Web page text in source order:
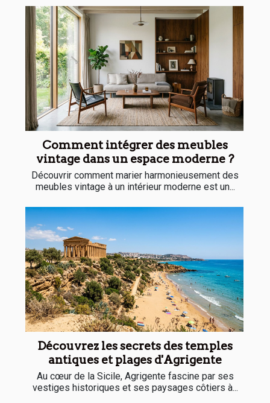
Comment intégrer des meubles
vintage dans un espace moderne ?
Découvrir comment marier harmonieusement des
meubles vintage à un intérieur moderne est un...
Découvrez les secrets des temples
antiques et plages d'Agrigente
Au cœur de la Sicile, Agrigente fascine par ses
vestiges historiques et ses paysages côtiers à...